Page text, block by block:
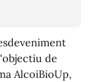
de
AlcoiBioUp,